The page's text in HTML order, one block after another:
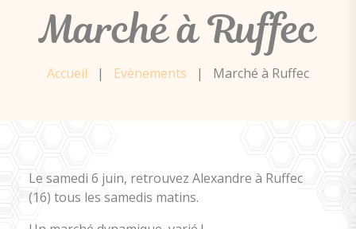
Marché à Ruffec
Accueil | Evènements | Marché à Ruffec
Le samedi 6 juin, retrouvez Alexandre à Ruffec
(16) tous les samedis matins.